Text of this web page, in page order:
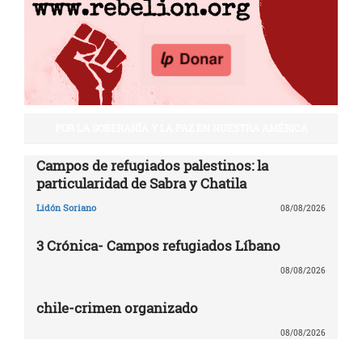
Campos de refugiados palestinos: la
particularidad de Sabra y Chatila
Lidón Soriano 08/08/2026
3 Crónica- Campos refugiados Líbano
08/08/2026
chile-crimen organizado
08/08/2026